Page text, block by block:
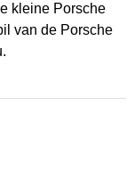
kleine Porsche
van de Porsche